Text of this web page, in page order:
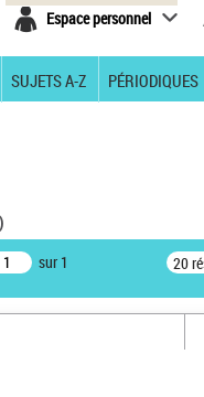
Espace personnel
SUJETS A-Z PÉRIODIQUES
)
sur 1 20